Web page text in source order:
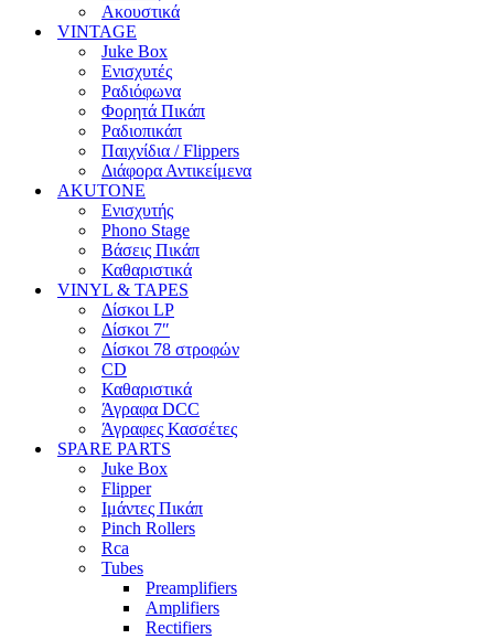
Ακουστικά
VINTAGE
Juke Box
Ενισχυτές
Ραδιόφωνα
Φορητά Πικάπ
Ραδιοπικάπ
Παιχνίδια / Flippers
Διάφορα Αντικείμενα
AKUTONE
Ενισχυτής
Phono Stage
Βάσεις Πικάπ
Καθαριστικά
VINYL & TAPES
Δίσκοι LP
Δίσκοι 7″
Δίσκοι 78 στροφών
CD
Καθαριστικά
Άγραφα DCC
Άγραφες Κασσέτες
SPARE PARTS
Juke Box
Flipper
Ιμάντες Πικάπ
Pinch Rollers
Rca
Tubes
Preamplifiers
Amplifiers
Rectifiers